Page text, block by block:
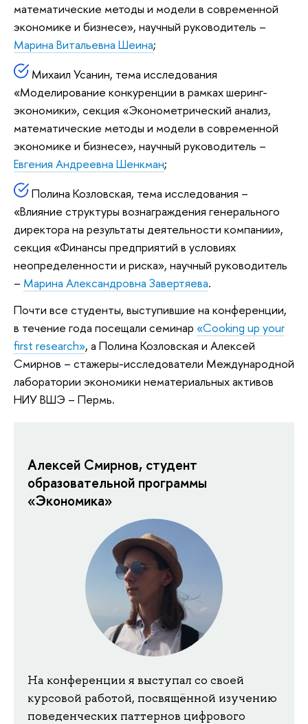
математические методы и модели в современной
экономике и бизнесе», научный руководитель –
Марина Витальевна Шеина;
Михаил Усанин, тема исследования
«Моделирование конкуренции в рамках шеринг-
экономики», секция «Эконометрический анализ,
математические методы и модели в современной
экономике и бизнесе», научный руководитель –
Евгения Андреевна Шенкман;
Полина Козловская, тема исследования –
«Влияние структуры вознаграждения генерального
директора на результаты деятельности компании»,
секция «Финансы предприятий в условиях
неопределенности и риска», научный руководитель
– Марина Александровна Завертяева.
Почти все студенты, выступившие на конференции,
в течение года посещали семинар «Cooking up your
first research», а Полина Козловская и Алексей
Смирнов – стажеры-исследователи Международной
лаборатории экономики нематериальных активов
НИУ ВШЭ – Пермь.
Алексей Смирнов, студент
образовательной программы
«Экономика»
На конференции я выступал со своей
курсовой работой, посвящённой изучению
поведенческих паттернов цифрового